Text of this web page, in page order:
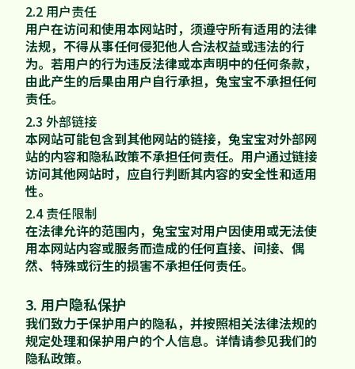
公司治理
股票信息
互动交流
2.2 用户责任
用户在访问和使用本网站时，须遵守所有适用的法律
法规，不得从事任何侵犯他人合法权益或违法的行
为。若用户的行为违反法律或本声明中的任何条款，
由此产生的后果由用户自行承担，兔宝宝不承担任何
责任。
2.3 外部链接
本网站可能包含到其他网站的链接，兔宝宝对外部网
站的内容和隐私政策不承担任何责任。用户通过链接
访问其他网站时，应自行判断其内容的安全性和适用
性。
2.4 责任限制
在法律允许的范围内，兔宝宝对用户因使用或无法使
用本网站内容或服务而造成的任何直接、间接、偶
然、特殊或衍生的损害不承担任何责任。
3. 用户隐私保护
我们致力于保护用户的隐私，并按照相关法律法规的
规定处理和保护用户的个人信息。详情请参见我们的
隐私政策。